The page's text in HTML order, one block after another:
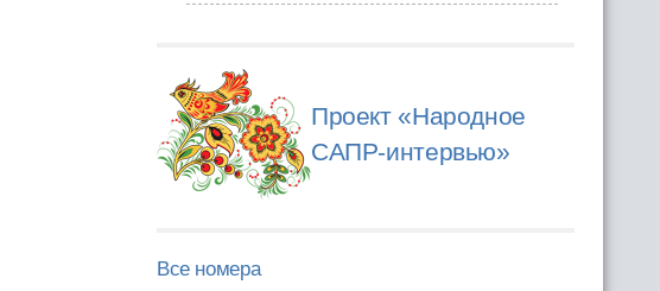
Проект «Народное
САПР-интервью»
Все номера